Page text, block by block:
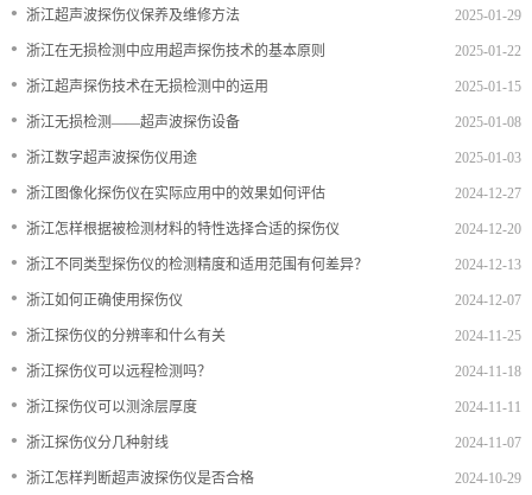
心
文
务
支
联
德
森
2025-01-29
• 浙江超声波探伤仪保养及维修方法
2025-01-22
• 浙江在无损检测中应用超声探伤技术的基本原则
2025-01-15
• 浙江超声探伤技术在无损检测中的运用
2025-01-08
• 浙江无损检测——超声波探伤设备
2025-01-03
• 浙江数字超声波探伤仪用途
2024-12-27
• 浙江图像化探伤仪在实际应用中的效果如何评估
2024-12-20
• 浙江怎样根据被检测材料的特性选择合适的探伤仪
2024-12-13
• 浙江不同类型探伤仪的检测精度和适用范围有何差异？
2024-12-07
• 浙江如何正确使用探伤仪
2024-11-25
• 浙江探伤仪的分辨率和什么有关
2024-11-18
• 浙江探伤仪可以远程检测吗？
2024-11-11
• 浙江探伤仪可以测涂层厚度
2024-11-07
• 浙江探伤仪分几种射线
2024-10-29
• 浙江怎样判断超声波探伤仪是否合格